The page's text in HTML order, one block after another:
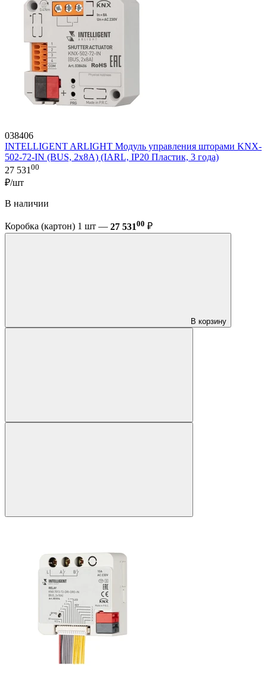
038406
INTELLIGENT ARLIGHT Модуль управления шторами KNX-
502-72-IN (BUS, 2x8A) (IARL, IP20 Пластик, 3 года)
27 53100
₽/шт
В наличии
Коробка (картон) 1 шт — 27 53100 ₽
В корзину